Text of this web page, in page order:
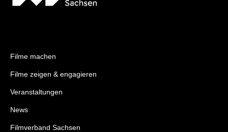
Filme machen
Filme zeigen & engagieren
Veranstaltungen
News
Filmverband Sachsen